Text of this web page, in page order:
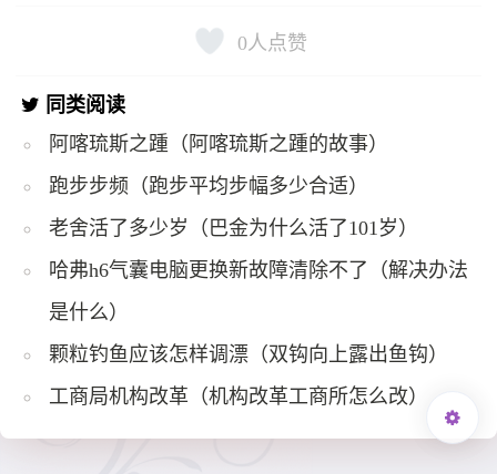
0人点赞
同类阅读
阿喀琉斯之踵（阿喀琉斯之踵的故事）
跑步步频（跑步平均步幅多少合适）
老舍活了多少岁（巴金为什么活了101岁）
哈弗h6气囊电脑更换新故障清除不了（解决办法
是什么）
颗粒钓鱼应该怎样调漂（双钩向上露出鱼钩）
工商局机构改革（机构改革工商所怎么改）